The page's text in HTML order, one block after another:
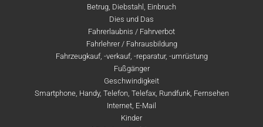
Betrug, Diebstahl, Einbruch
Dies und Das
Fahrerlaubnis / Fahrverbot
Fahrlehrer / Fahrausbildung
Fahrzeugkauf, -verkauf, -reparatur, -umrüstung
Fußgänger
Geschwindigkeit
Smartphone, Handy, Telefon, Telefax, Rundfunk, Fernsehen
Internet, E-Mail
Kinder